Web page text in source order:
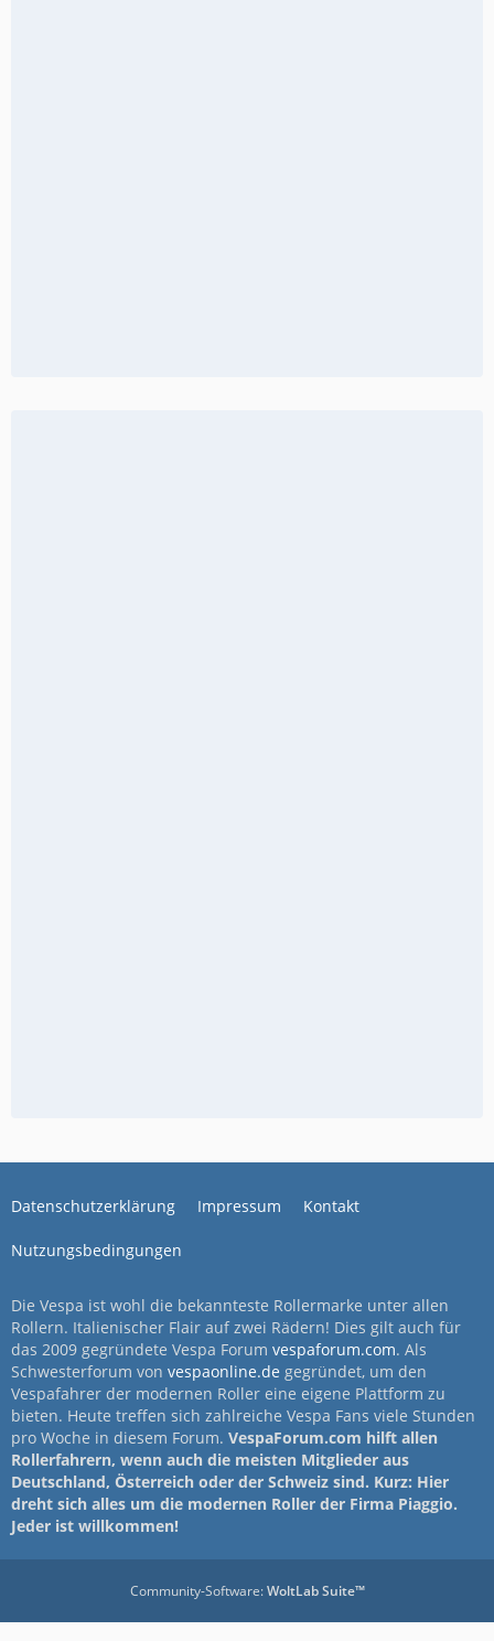
Datenschutzerklärung Impressum Kontakt
Nutzungsbedingungen
Die Vespa ist wohl die bekannteste Rollermarke unter allen
Rollern. Italienischer Flair auf zwei Rädern! Dies gilt auch für
das 2009 gegründete Vespa Forum vespaforum.com. Als
Schwesterforum von vespaonline.de gegründet, um den
Vespafahrer der modernen Roller eine eigene Plattform zu
bieten. Heute treffen sich zahlreiche Vespa Fans viele Stunden
pro Woche in diesem Forum. VespaForum.com hilft allen
Rollerfahrern, wenn auch die meisten Mitglieder aus
Deutschland, Österreich oder der Schweiz sind. Kurz: Hier
dreht sich alles um die modernen Roller der Firma Piaggio.
Jeder ist willkommen!
Community-Software:WoltLab Suite™